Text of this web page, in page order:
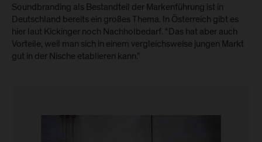
Soundbranding als Bestandteil der Markenführung ist in
Deutschland bereits ein großes Thema. In Österreich gibt es
hier laut Kickinger noch Nachholbedarf. “Das hat aber auch
Vorteile, weil man sich in einem vergleichsweise jungen Markt
gut in der Nische etablieren kann.”